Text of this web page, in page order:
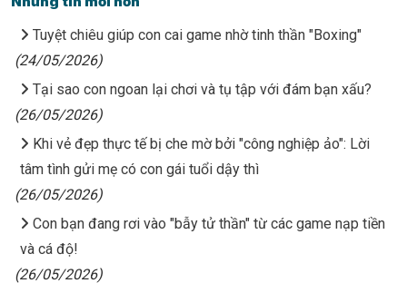
Tuyệt chiêu giúp con cai game nhờ tinh thần "Boxing"
(24/05/2026)
Tại sao con ngoan lại chơi và tụ tập với đám bạn xấu?
(26/05/2026)
Khi vẻ đẹp thực tế bị che mờ bởi "công nghiệp ảo": Lời
tâm tình gửi mẹ có con gái tuổi dậy thì
(26/05/2026)
Con bạn đang rơi vào "bẫy tử thần" từ các game nạp tiền
và cá độ!
(26/05/2026)